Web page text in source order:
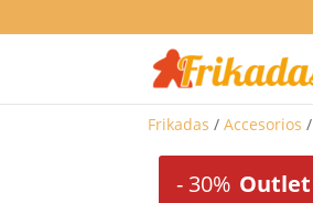
Frikadas /Accesorios /
- 30% Outlet